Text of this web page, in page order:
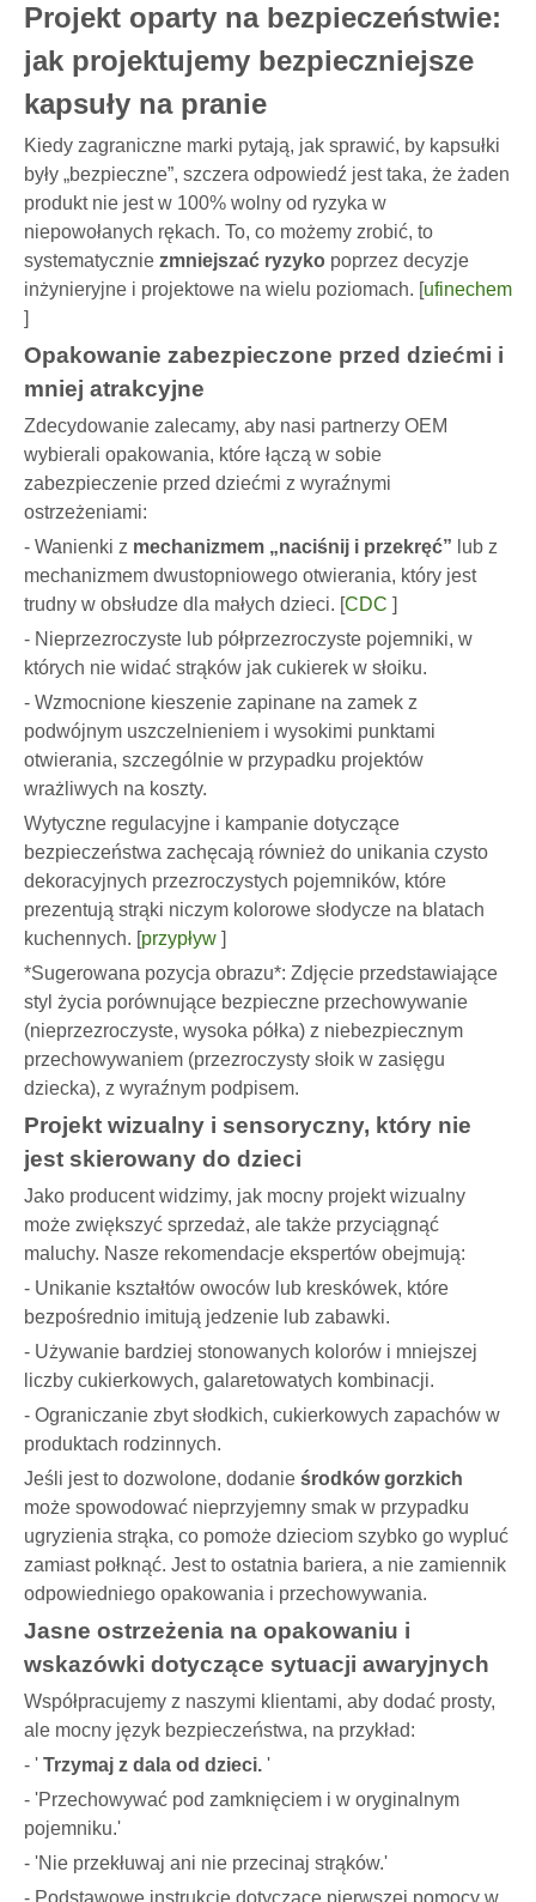
Projekt oparty na bezpieczeństwie:
jak projektujemy bezpieczniejsze
kapsuły na pranie
Kiedy zagraniczne marki pytają, jak sprawić, by kapsułki
były „bezpieczne”, szczera odpowiedź jest taka, że ​​żaden
produkt nie jest w 100% wolny od ryzyka w
niepowołanych rękach. To, co możemy zrobić, to
systematycznie zmniejszać ryzyko poprzez decyzje
inżynieryjne i projektowe na wielu poziomach. [ufinechem
]
Opakowanie zabezpieczone przed dziećmi i
mniej atrakcyjne
Zdecydowanie zalecamy, aby nasi partnerzy OEM
wybierali opakowania, które łączą w sobie
zabezpieczenie przed dziećmi z wyraźnymi
ostrzeżeniami:
- Wanienki z mechanizmem „naciśnij i przekręć” lub z
mechanizmem dwustopniowego otwierania, który jest
trudny w obsłudze dla małych dzieci. [CDC ]
- Nieprzezroczyste lub półprzezroczyste pojemniki, w
których nie widać strąków jak cukierek w słoiku.
- Wzmocnione kieszenie zapinane na zamek z
podwójnym uszczelnieniem i wysokimi punktami
otwierania, szczególnie w przypadku projektów
wrażliwych na koszty.
Wytyczne regulacyjne i kampanie dotyczące
bezpieczeństwa zachęcają również do unikania czysto
dekoracyjnych przezroczystych pojemników, które
prezentują strąki niczym kolorowe słodycze na blatach
kuchennych. [przypływ ]
*Sugerowana pozycja obrazu*: Zdjęcie przedstawiające
styl życia porównujące bezpieczne przechowywanie
(nieprzezroczyste, wysoka półka) z niebezpiecznym
przechowywaniem (przezroczysty słoik w zasięgu
dziecka), z wyraźnym podpisem.
Projekt wizualny i sensoryczny, który nie
jest skierowany do dzieci
Jako producent widzimy, jak mocny projekt wizualny
może zwiększyć sprzedaż, ale także przyciągnąć
maluchy. Nasze rekomendacje ekspertów obejmują:
- Unikanie kształtów owoców lub kreskówek, które
bezpośrednio imitują jedzenie lub zabawki.
- Używanie bardziej stonowanych kolorów i mniejszej
liczby cukierkowych, galaretowatych kombinacji.
- Ograniczanie zbyt słodkich, cukierkowych zapachów w
produktach rodzinnych.
Jeśli jest to dozwolone, dodanie środków gorzkich
może spowodować nieprzyjemny smak w przypadku
ugryzienia strąka, co pomoże dzieciom szybko go wypluć
zamiast połknąć. Jest to ostatnia bariera, a nie zamiennik
odpowiedniego opakowania i przechowywania.
Jasne ostrzeżenia na opakowaniu i
wskazówki dotyczące sytuacji awaryjnych
Współpracujemy z naszymi klientami, aby dodać prosty,
ale mocny język bezpieczeństwa, na przykład:
- ' Trzymaj z dala od dzieci. '
- 'Przechowywać pod zamknięciem i w oryginalnym
pojemniku.'
- 'Nie przekłuwaj ani nie przecinaj strąków.'